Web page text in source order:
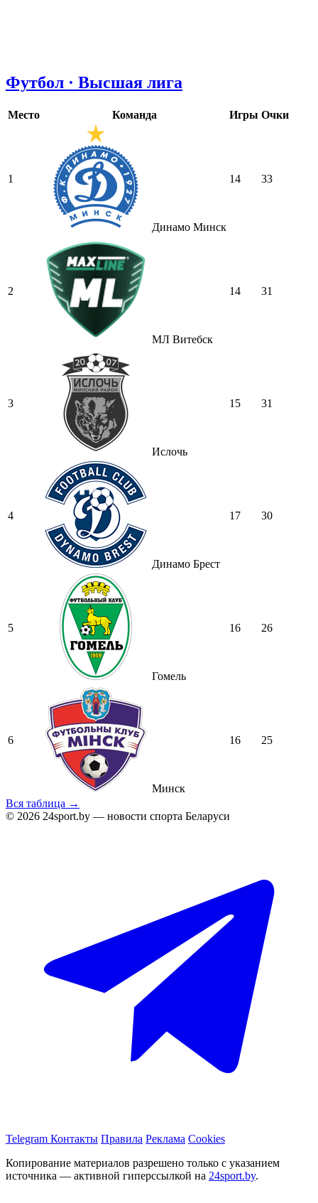
Футбол · Высшая лига
Место Команда Игры Очки
1
Динамо Минск
14 33
2
МЛ Витебск
14 31
3
Ислочь
15 31
4
Динамо Брест
17 30
5
Гомель
16 26
6
Минск
16 25
Вся таблица →
© 2026 24sport.by — новости спорта Беларуси
Telegram Контакты Правила Реклама Cookies
Копирование материалов разрешено только с указанием
источника — активной гиперссылкой на 24sport.by.